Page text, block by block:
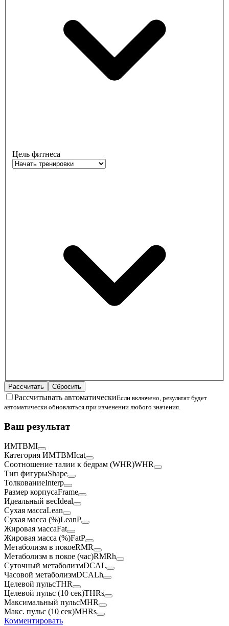
Цель фитнеса
Рассчитать Сбросить
Рассчитывать автоматическиЕсли включено, результат будет
автоматически обновляться при изменении любого значения.
Ваш результат
ИМТBMI
Категория ИМТBMIcat
Соотношение талии к бедрам (WHR)WHR
Тип фигурыShape
ТолкованиеInterp
Размер корпусаFrame
Идеальный весIdeal
Сухая массаLean
Сухая масса (%)LeanP
Жировая массаFat
Жировая масса (%)FatP
Метаболизм в покоеRMR
Метаболизм в покое (час)RMRh
Суточный метаболизмDCAL
Часовой метаболизмDCALh
Целевой пульсTHR
Целевой пульс (10 сек)THRs
Максимальный пульсMHR
Макс. пульс (10 сек)MHRs
Комментировать